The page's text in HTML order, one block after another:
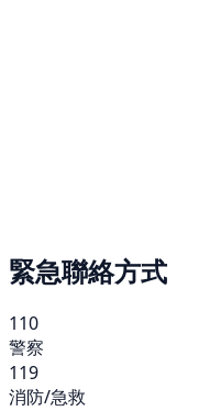
緊急聯絡方式
110
警察
119
消防/急救